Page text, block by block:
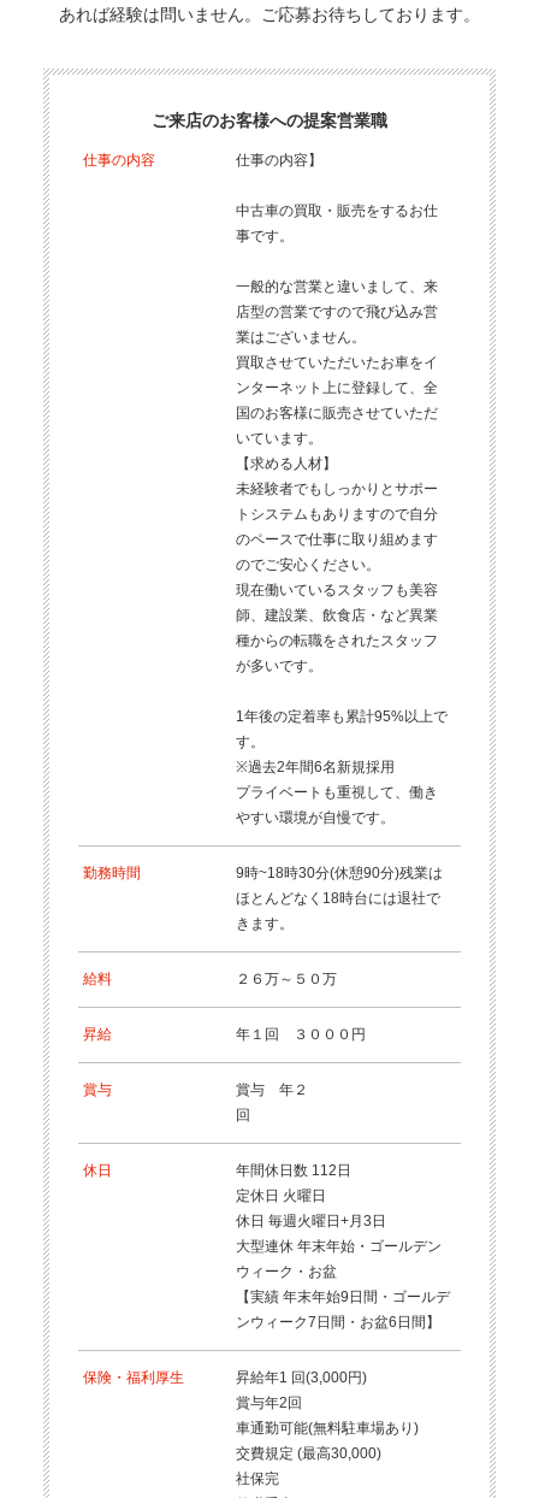
あれば経験は問いません。ご応募お待ちしております。
ご来店のお客様への提案営業職
仕事の内容 仕事の内容】
中古車の買取・販売をするお仕
事です。
一般的な営業と違いまして、来
店型の営業ですので飛び込み営
業はございません。
買取させていただいたお車をイ
ンターネット上に登録して、全
国のお客様に販売させていただ
いています。
【求める人材】
未経験者でもしっかりとサポー
トシステムもありますので自分
のペースで仕事に取り組めます
のでご安心ください。
現在働いているスタッフも美容
師、建設業、飲食店・など異業
種からの転職をされたスタッフ
が多いです。
1年後の定着率も累計95%以上で
す。
※過去2年間6名新規採用
プライベートも重視して、働き
やすい環境が自慢です。
勤務時間
9時~18時30分(休憩90分)残業は
ほとんどなく18時台には退社で
きます。
給料 ２６万～５０万
昇給 年１回 ３０００円
賞与
賞与 年２
回
休日
年間休日数 112日
定休日 火曜日
休日 毎週火曜日+月3日
大型連休 年末年始・ゴールデン
ウィーク・お盆
【実績 年末年始9日間・ゴールデ
ンウィーク7日間・お盆6日間】
保険・福利厚生
昇給年1 回(3,000円)
賞与年2回
車通勤可能(無料駐車場あり)
交費規定 (最高30,000)
社保完